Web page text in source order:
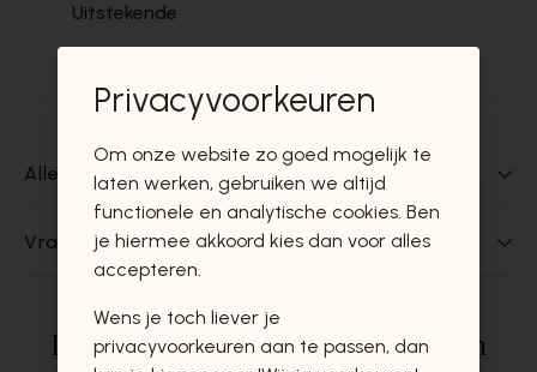
Uitstekende
Alles over dit product
Vragen over dit product?
Deze producten zullen u zeker en
Privacyvoorkeuren
Om onze website zo goed mogelijk te
laten werken, gebruiken we altijd
functionele en analytische cookies. Ben
je hiermee akkoord kies dan voor alles
accepteren.
Wens je toch liever je
privacyvoorkeuren aan te passen, dan